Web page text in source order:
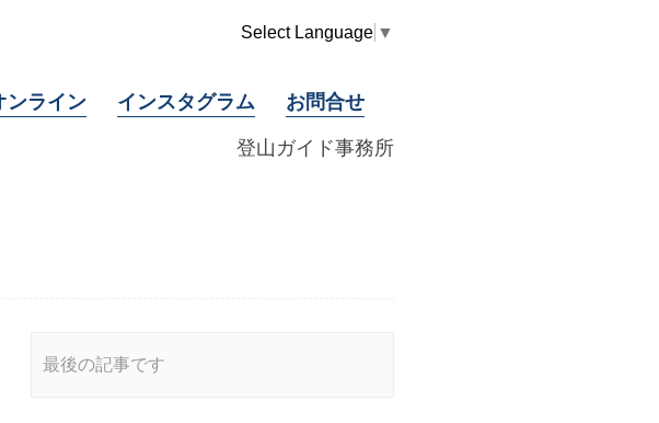
登山ガイド事務所
Select Language ▼
ンライン インスタグラム お問合せ
最後の記事です